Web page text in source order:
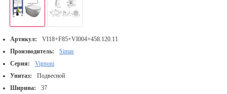
Артикул:
VI18+F85+VI004+458.120.11
Производитель:
Simas
Серия:
Vignoni
Унитаз:
Подвесной
Ширина:
37